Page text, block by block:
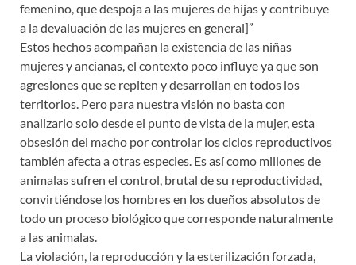
femenino, que despoja a las mujeres de hijas y contribuye
a la devaluación de las mujeres en general]”
Estos hechos acompañan la existencia de las niñas
mujeres y ancianas, el contexto poco influye ya que son
agresiones que se repiten y desarrollan en todos los
territorios. Pero para nuestra visión no basta con
analizarlo solo desde el punto de vista de la mujer, esta
obsesión del macho por controlar los ciclos reproductivos
también afecta a otras especies. Es así como millones de
animalas sufren el control, brutal de su reproductividad,
convirtiéndose los hombres en los dueños absolutos de
todo un proceso biológico que corresponde naturalmente
a las animalas.
La violación, la reproducción y la esterilización forzada,